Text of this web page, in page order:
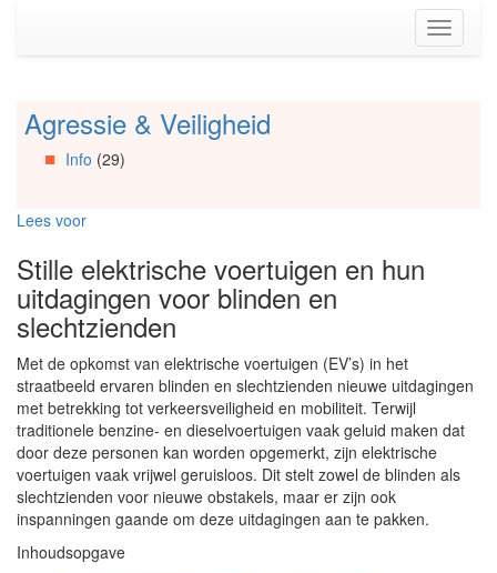
Spring
primaire
zijbalk
(Accesskey
Toggle
Spring
naar
Artikels
Info
naar
Organisaties
Spring
naar
Social
media
Agressie & Veiligheid
Info (29)
Lees voor
Stille elektrische voertuigen en hun
uitdagingen voor blinden en
slechtzienden
Met de opkomst van elektrische voertuigen (EV’s) in het
straatbeeld ervaren blinden en slechtzienden nieuwe uitdagingen
met betrekking tot verkeersveiligheid en mobiliteit. Terwijl
traditionele benzine- en dieselvoertuigen vaak geluid maken dat
door deze personen kan worden opgemerkt, zijn elektrische
voertuigen vaak vrijwel geruisloos. Dit stelt zowel de blinden als
slechtzienden voor nieuwe obstakels, maar er zijn ook
inspanningen gaande om deze uitdagingen aan te pakken.
Inhoudsopgave